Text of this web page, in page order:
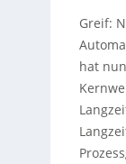
Greif:
hat